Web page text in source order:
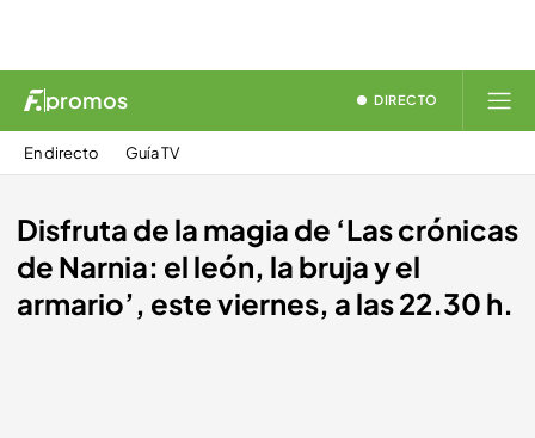
promos DIRECTO
En directo Guía TV
Disfruta de la magia de ‘Las crónicas
de Narnia: el león, la bruja y el
armario’, este viernes, a las 22.30 h.